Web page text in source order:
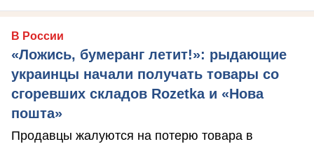
В России
«Ложись, бумеранг летит!»: рыдающие
украинцы начали получать товары со
сгоревших складов Rozetka и «Нова
пошта»
Продавцы жалуются на потерю товара в